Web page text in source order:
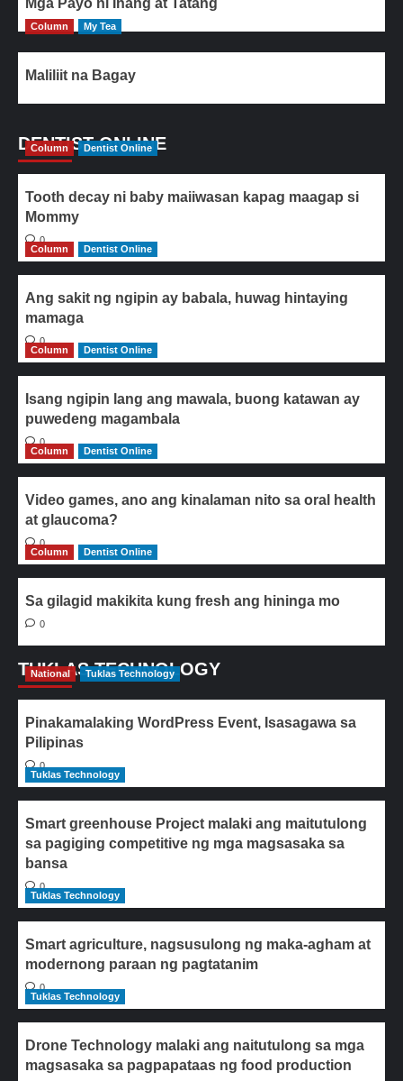
Mga Payo ni Inang at Tatang
Column My Tea
Maliliit na Bagay
DENTIST ONLINE
Column Dentist Online
Tooth decay ni baby maiiwasan kapag maagap si
Mommy
0
Column
Dentist Online
Ang sakit ng ngipin ay babala, huwag hintaying
mamaga
0
Column
Dentist Online
Isang ngipin lang ang mawala, buong katawan ay
puwedeng magambala
0
Column
Dentist Online
Video games, ano ang kinalaman nito sa oral health
at glaucoma?
0
Column
Dentist Online
Sa gilagid makikita kung fresh ang hininga mo
0
TUKLAS TECHNOLOGY
National Tuklas Technology
Pinakamalaking WordPress Event, Isasagawa sa
Pilipinas
0
Tuklas Technology
Smart greenhouse Project malaki ang maitutulong
sa pagiging competitive ng mga magsasaka sa
bansa
0
Tuklas Technology
Smart agriculture, nagsusulong ng maka-agham at
modernong paraan ng pagtatanim
0
Tuklas Technology
Drone Technology malaki ang naitutulong sa mga
magsasaka sa pagpapataas ng food production